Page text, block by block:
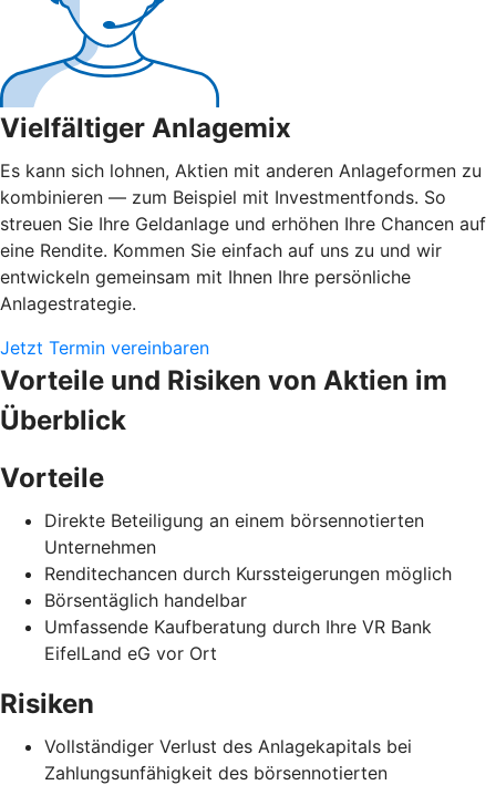
Vielfältiger Anlagemix
Es kann sich lohnen, Aktien mit anderen Anlageformen zu
kombinieren — zum Beispiel mit Investmentfonds. So
streuen Sie Ihre Geldanlage und erhöhen Ihre Chancen auf
eine Rendite. Kommen Sie einfach auf uns zu und wir
entwickeln gemeinsam mit Ihnen Ihre persönliche
Anlagestrategie.
Jetzt Termin vereinbaren
Vorteile und Risiken von Aktien im
Überblick
Vorteile
Direkte Beteiligung an einem börsennotierten
Unternehmen
Renditechancen durch Kurssteigerungen möglich
Börsentäglich handelbar
Umfassende Kaufberatung durch Ihre VR Bank
EifelLand eG vor Ort
Risiken
Vollständiger Verlust des Anlagekapitals bei
Zahlungsunfähigkeit des börsennotierten